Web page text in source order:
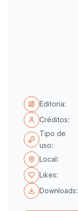
Editoria:
Créditos:
Tipo de
uso:
Local:
Likes:
Downloads: